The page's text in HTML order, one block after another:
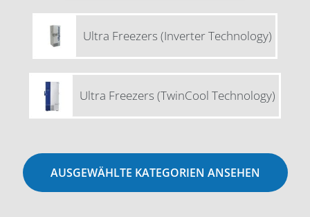
Ultra Freezers (Inverter Technology)
Ultra Freezers (TwinCool Technology)
AUSGEWÄHLTE KATEGORIEN ANSEHEN